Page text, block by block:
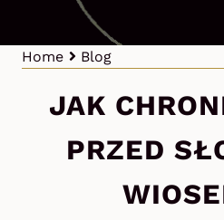
Home Blog
JAK
PRZED